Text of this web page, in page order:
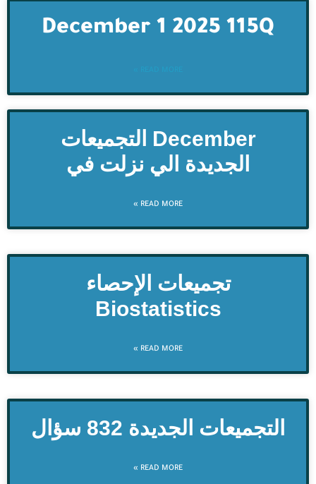
December 1 2025 115Q
December التجميعات
الجديدة الي نزلت في
READ MORE »
Biostatistics
READ MORE »
التجميعات الجديدة 832 سؤال
READ MORE »